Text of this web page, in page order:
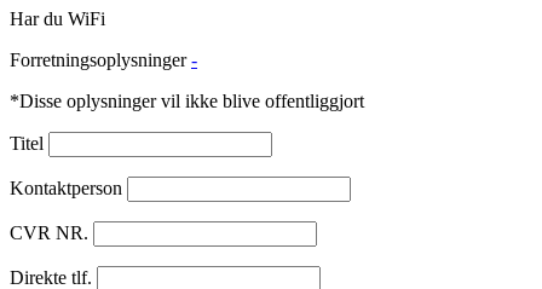
Har du WiFi
Forretningsoplysninger -
*Disse oplysninger vil ikke blive offentliggjort
Titel
Kontaktperson
CVR NR.
Direkte tlf.